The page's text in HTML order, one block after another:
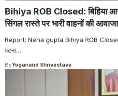
Bihiya ROB Closed: बिहिया
सिंगल रास्ते पर भारी वाहनों की
Report: Neha gupta Bihiya ROB Closed
पटना…
ByYoganand Shrivastava